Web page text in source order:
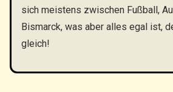
sich meistens zwischen Fußball,
Bismarck, was aber alles egal ist,
gleich!